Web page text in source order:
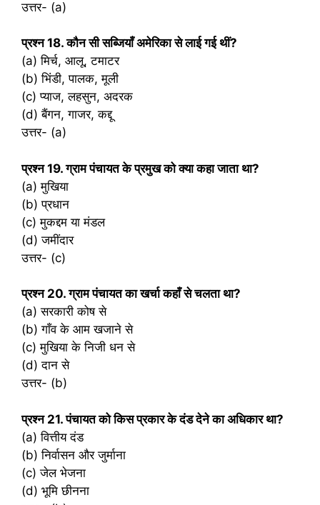
उत्तर- (a)
प्रश्‍न 18. कौन सी सब्जियाँ अमेरिका से लाई गई थीं?
(a) मिर्च, आलू, टमाटर
(b) भिंडी, पालक, मूली
(c) प्याज, लहसुन, अदरक
(d) बैंगन, गाजर, कद्दू
उत्तर- (a)
प्रश्‍न 19. ग्राम पंचायत के प्रमुख को क्या कहा जाता था?
(a) मुखिया
(b) प्रधान
(c) मुकद्दम या मंडल
(d) जमींदार
उत्तर- (c)
प्रश्‍न 20. ग्राम पंचायत का खर्चा कहाँ से चलता था?
(a) सरकारी कोष से
(b) गाँव के आम खजाने से
(c) मुखिया के निजी धन से
(d) दान से
उत्तर- (b)
प्रश्‍न 21. पंचायत को किस प्रकार के दंड देने का अधिकार था?
(a) वित्तीय दंड
(b) निर्वासन और जुर्माना
(c) जेल भेजना
(d) भूमि छीनना